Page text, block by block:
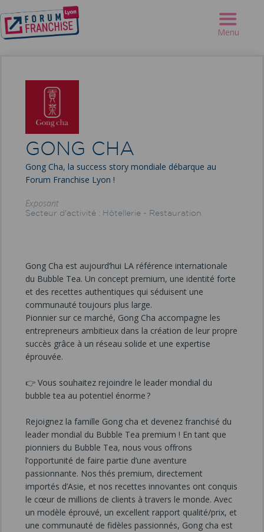
Forum Franchise Lyon>
GONG CHA
Gong Cha, la success story mondiale débarque au
Forum Franchise Lyon !
Exposant
Secteur d'activité : Hôtellerie - Restauration
Gong Cha est aujourd’hui LA référence internationale
du Bubble Tea. Un concept premium, une identité forte
et des recettes authentiques qui séduisent une
communauté toujours plus large.
Pionnier sur ce marché, Gong Cha accompagne les
entrepreneurs ambitieux dans la création de leur propre
succès grâce à un réseau solide et une expertise
éprouvée.
👉 Vous souhaitez rejoindre le leader mondial du
bubble tea au potentiel énorme ?
Rejoignez la famille Gong cha et devenez franchisé du
leader mondial du Bubble Tea premium ! En tant que
pionniers du Bubble Tea, nous vous offrons
l’opportunité de faire partie d’une aventure
passionnante. Nos thés premium, directement
importés d’Asie, et nos recettes innovantes ont conquis
le cœur de millions de clients à travers le monde. Avec
un modèle éprouvé, un excellent rapport qualité/prix, et
une communauté de fidèles passionnés, Gong cha est
Menu